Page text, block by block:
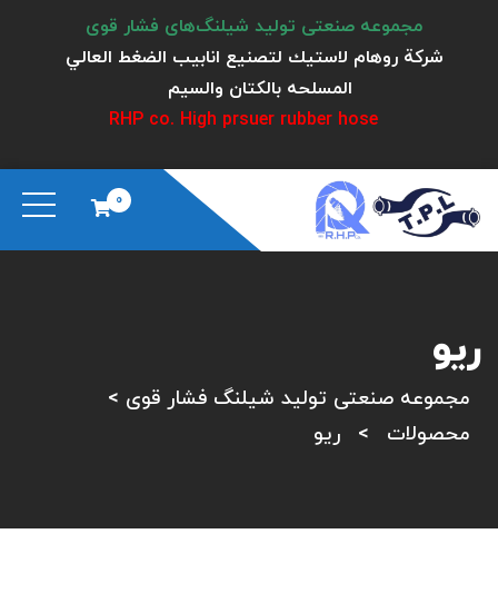
مجموعه صنعتی تولید شیلنگ‌های فشار قوی
شركة روهام لاستيك لتصنيع انابيب الضغط العالي
المسلحه بالكتان والسيم
RHP co. High prsuer rubber hose
0
ریو
مجموعه صنعتی تولید شیلنگ فشار قوی >
محصولات
> ریو